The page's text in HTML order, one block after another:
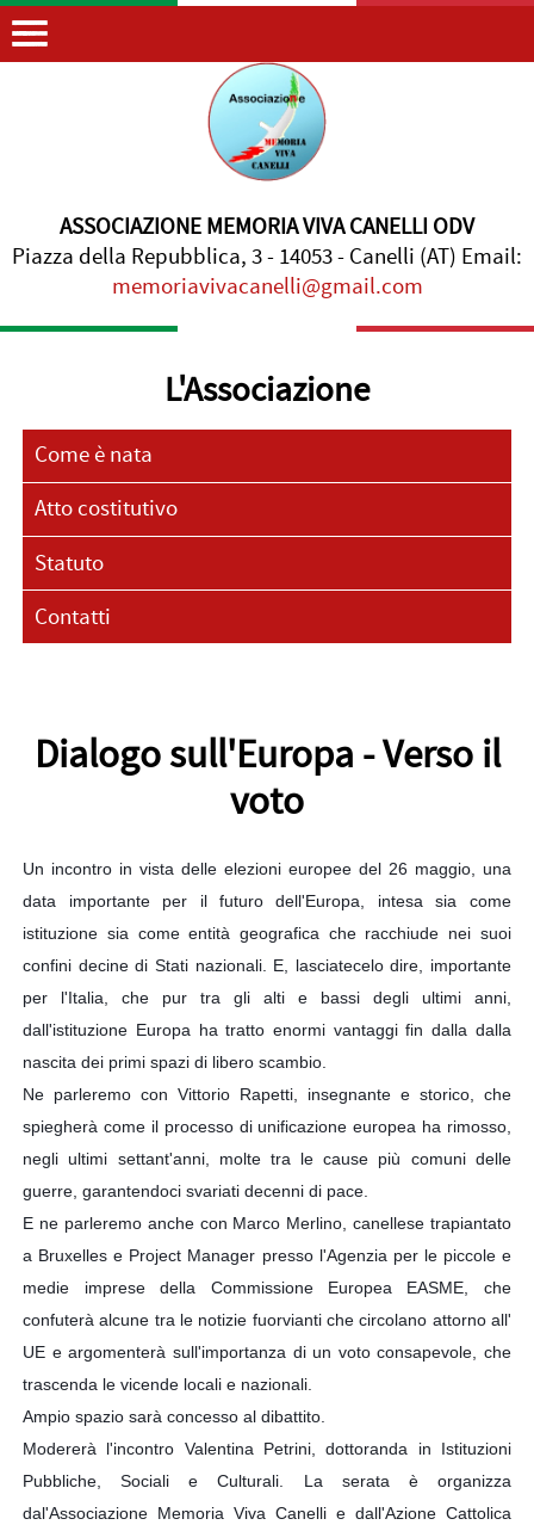
ASSOCIAZIONE MEMORIA VIVA CANELLI ODV
Piazza della Repubblica, 3 - 14053 - Canelli (AT) Email:
memoriavivacanelli@gmail.com
L'Associazione
Come è nata
Atto costitutivo
Statuto
Contatti
Dialogo sull'Europa - Verso il
voto
Un incontro in vista delle elezioni europee del 26 maggio, una
data importante per il futuro dell'Europa, intesa sia come
istituzione sia come entità geografica che racchiude nei suoi
confini decine di Stati nazionali. E, lasciatecelo dire, importante
per l'Italia, che pur tra gli alti e bassi degli ultimi anni,
dall'istituzione Europa ha tratto enormi vantaggi fin dalla dalla
nascita dei primi spazi di libero scambio.
Ne parleremo con Vittorio Rapetti, insegnante e storico, che
spiegherà come il processo di unificazione europea ha rimosso,
negli ultimi settant'anni, molte tra le cause più comuni delle
guerre, garantendoci svariati decenni di pace.
E ne parleremo anche con Marco Merlino, canellese trapiantato
a Bruxelles e Project Manager presso l'Agenzia per le piccole e
medie imprese della Commissione Europea EASME, che
confuterà alcune tra le notizie fuorvianti che circolano attorno all'
UE e argomenterà sull'importanza di un voto consapevole, che
trascenda le vicende locali e nazionali.
Ampio spazio sarà concesso al dibattito.
Modererà l'incontro Valentina Petrini, dottoranda in Istituzioni
Pubbliche, Sociali e Culturali. La serata è organizza
dal'Associazione Memoria Viva Canelli e dall'Azione Cattolica